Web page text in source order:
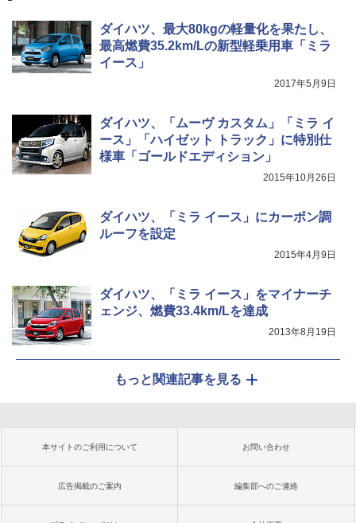
ダイハツ、最大80kgの軽量化を果たし、
最高燃費35.2km/Lの新型軽乗用車「ミラ
イース」
2017年5月9日
ダイハツ、「ムーヴ カスタム」「ミラ イ
ース」「ハイゼット トラック」に特別仕
様車「ゴールドエディション」
2015年10月26日
ダイハツ、「ミラ イース」にカーボン調
ルーフを設定
2015年4月9日
ダイハツ、「ミラ イース」をマイナーチ
ェンジ、燃費33.4km/Lを達成
2013年8月19日
もっと関連記事を見る
本サイトのご利用について お問い合わせ
広告掲載のご案内 編集部へのご連絡